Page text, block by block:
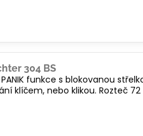
304 BS
funkce s blokovanou
klíčem, nebo klikou. Rozteč